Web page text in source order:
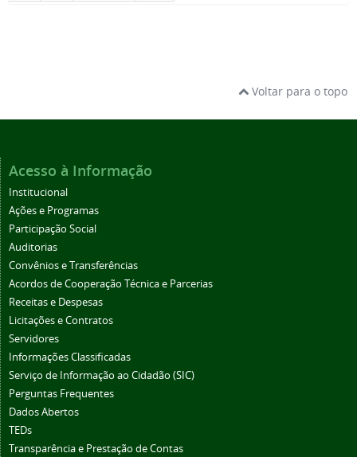
Voltar para o topo
Acesso à Informação
Institucional
Ações e Programas
Participação Social
Auditorias
Convênios e Transferências
Acordos de Cooperação Técnica e Parcerias
Receitas e Despesas
Licitações e Contratos
Servidores
Informações Classificadas
Serviço de Informação ao Cidadão (SIC)
Perguntas Frequentes
Dados Abertos
TEDs
Transparência e Prestação de Contas